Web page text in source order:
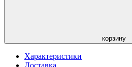
корзину
Характеристики
Доставка